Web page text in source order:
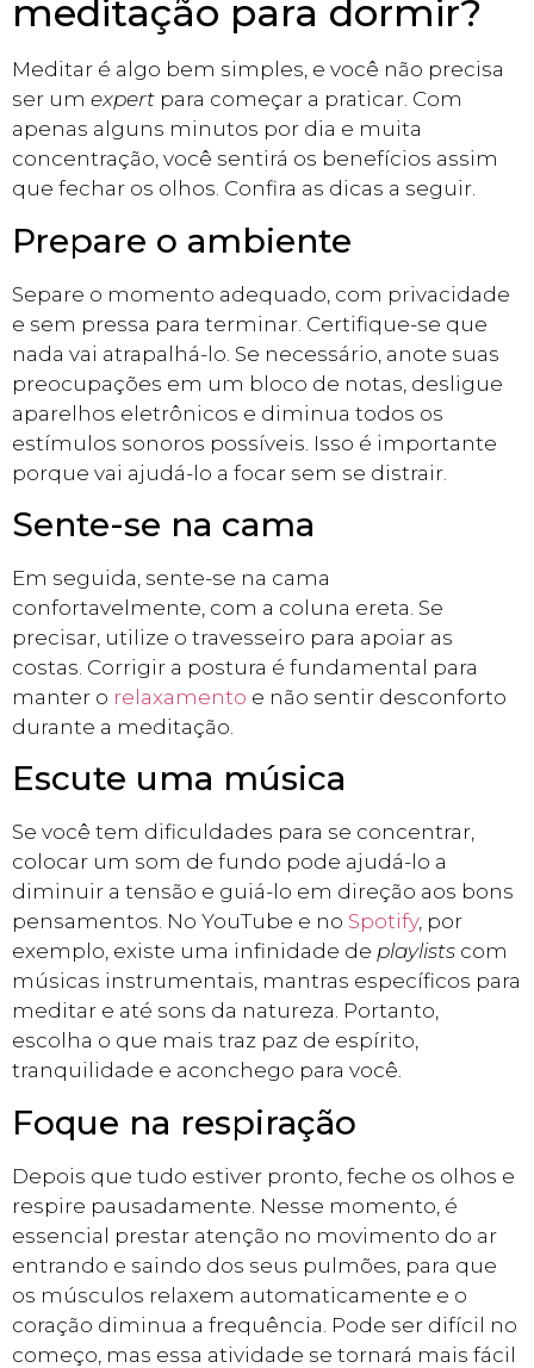
meditação para dormir?
Meditar é algo bem simples, e você não precisa
ser um expert para começar a praticar. Com
apenas alguns minutos por dia e muita
concentração, você sentirá os benefícios assim
que fechar os olhos. Confira as dicas a seguir.
Prepare o ambiente
Separe o momento adequado, com privacidade
e sem pressa para terminar. Certifique-se que
nada vai atrapalhá-lo. Se necessário, anote suas
preocupações em um bloco de notas, desligue
aparelhos eletrônicos e diminua todos os
estímulos sonoros possíveis. Isso é importante
porque vai ajudá-lo a focar sem se distrair.
Sente-se na cama
Em seguida, sente-se na cama
confortavelmente, com a coluna ereta. Se
precisar, utilize o travesseiro para apoiar as
costas. Corrigir a postura é fundamental para
manter o relaxamento e não sentir desconforto
durante a meditação.
Escute uma música
Se você tem dificuldades para se concentrar,
colocar um som de fundo pode ajudá-lo a
diminuir a tensão e guiá-lo em direção aos bons
pensamentos. No YouTube e no Spotify, por
exemplo, existe uma infinidade de playlists com
músicas instrumentais, mantras específicos para
meditar e até sons da natureza. Portanto,
escolha o que mais traz paz de espírito,
tranquilidade e aconchego para você.
Foque na respiração
Depois que tudo estiver pronto, feche os olhos e
respire pausadamente. Nesse momento, é
essencial prestar atenção no movimento do ar
entrando e saindo dos seus pulmões, para que
os músculos relaxem automaticamente e o
coração diminua a frequência. Pode ser difícil no
começo, mas essa atividade se tornará mais fácil